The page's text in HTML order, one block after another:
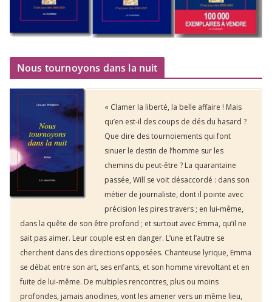
Nous tournoyons dans la nuit
« Clamer la liberté, la belle affaire ! Mais
qu’en est-il des coups de dés du hasard ?
Que dire des tournoiements qui font
sinuer le destin de l’homme sur les
chemins du peut-être ? La quarantaine
passée, Will se voit désaccordé : dans son
métier de journaliste, dont il pointe avec
précision les pires travers ; en lui-même,
dans la quête de son être profond ; et surtout avec Emma, qu’il ne
sait pas aimer. Leur couple est en danger. L’une et l’autre se
cherchent dans des directions opposées. Chanteuse lyrique, Emma
se débat entre son art, ses enfants, et son homme virevoltant et en
fuite de lui-même. De multiples rencontres, plus ou moins
profondes, jamais anodines, vont les amener vers un même lieu,